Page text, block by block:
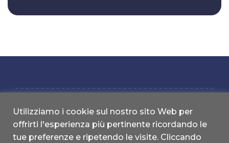
studionice.it | Copyright 2022 © All Rights reserved | Designed by
Utilizziamo i cookie sul nostro sito Web per
offrirti l'esperienza più pertinente ricordando le
tue preferenze e ripetendo le visite. Cliccando